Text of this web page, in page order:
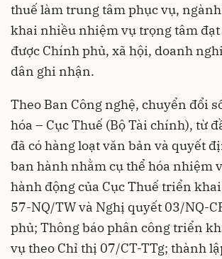
thuế làm trung tâm phục vụ,
khai nhiều nhiệm vụ trọng tâm đạt
được Chính phủ, xã hội, doanh
dân ghi nhận.
Theo Ban Công nghệ, chuyển đổi
hóa – Cục Thuế (Bộ Tài chính), từ
đã có hàng loạt văn bản và quyết
ban hành nhằm cụ thể hóa nhiệm
hành động của Cục Thuế triển
57-NQ/TW và Nghị quyết 03/NQ-
phủ; Thông báo phân công triển
vụ theo Chỉ thị 07/CT-TTg; thành